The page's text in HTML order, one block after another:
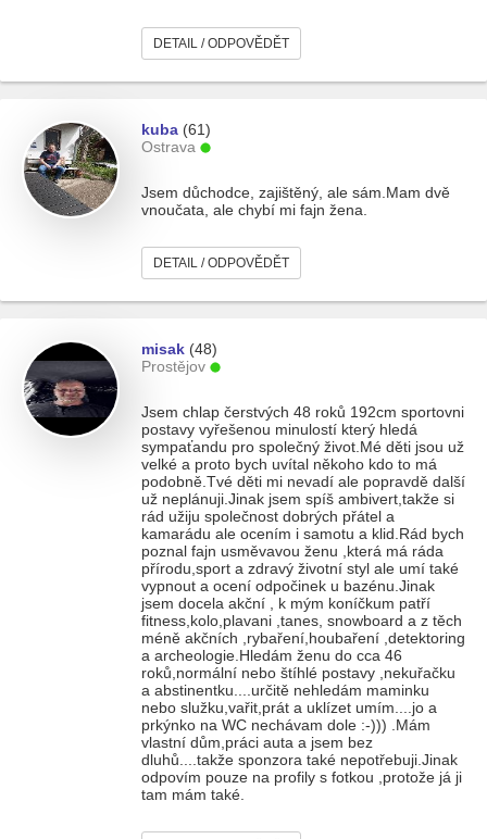
DETAIL / ODPOVĚDĚT
kuba (61)
Ostrava
Jsem důchodce, zajištěný, ale sám.Mam dvě
vnoučata, ale chybí mi fajn žena.
DETAIL / ODPOVĚDĚT
misak (48)
Prostějov
Jsem chlap čerstvých 48 roků 192cm sportovni
postavy vyřešenou minulostí který hledá
sympaťandu pro společný život.Mé děti jsou už
velké a proto bych uvítal někoho kdo to má
podobně.Tvé děti mi nevadí ale popravdě další
už neplánuji.Jinak jsem spíš ambivert,takže si
rád užiju společnost dobrých přátel a
kamarádu ale ocením i samotu a klid.Rád bych
poznal fajn usměvavou ženu ,která má ráda
přírodu,sport a zdravý životní styl ale umí také
vypnout a ocení odpočinek u bazénu.Jinak
jsem docela akční , k mým koníčkum patří
fitness,kolo,plavani ,tanes, snowboard a z těch
méně akčních ,rybaření,houbaření ,detektoring
a archeologie.Hledám ženu do cca 46
roků,normální nebo štíhlé postavy ,nekuřačku
a abstinentku....určitě nehledám maminku
nebo služku,vařit,prát a uklízet umím....jo a
prkýnko na WC nechávam dole :-))) .Mám
vlastní dům,práci auta a jsem bez
dluhů....takže sponzora také nepotřebuji.Jinak
odpovím pouze na profily s fotkou ,protože já ji
tam mám také.